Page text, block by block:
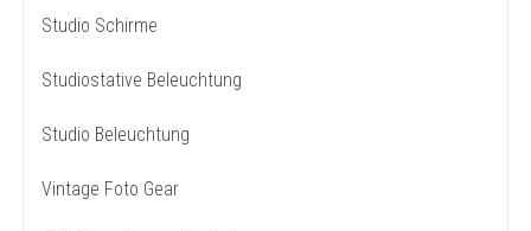
Studio Schirme
Studiostative Beleuchtung
Studio Beleuchtung
Vintage Foto Gear